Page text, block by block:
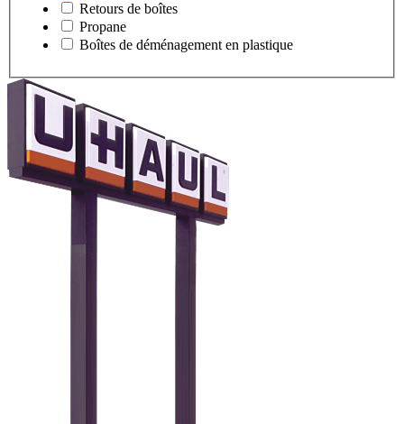
Retours de boîtes
Propane
Boîtes de déménagement en plastique